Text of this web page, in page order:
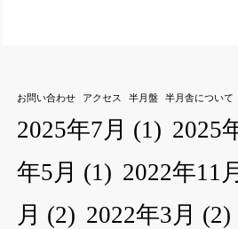
お問い合わせ アクセス 半月盤 半月舎について
2025年7月 (1) 2025
年5月 (1) 2022年11月
月 (2) 2022年3月 (2)